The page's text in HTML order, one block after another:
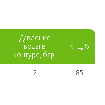
Давление
воды в
контуре, бар
КПД,%
2 85